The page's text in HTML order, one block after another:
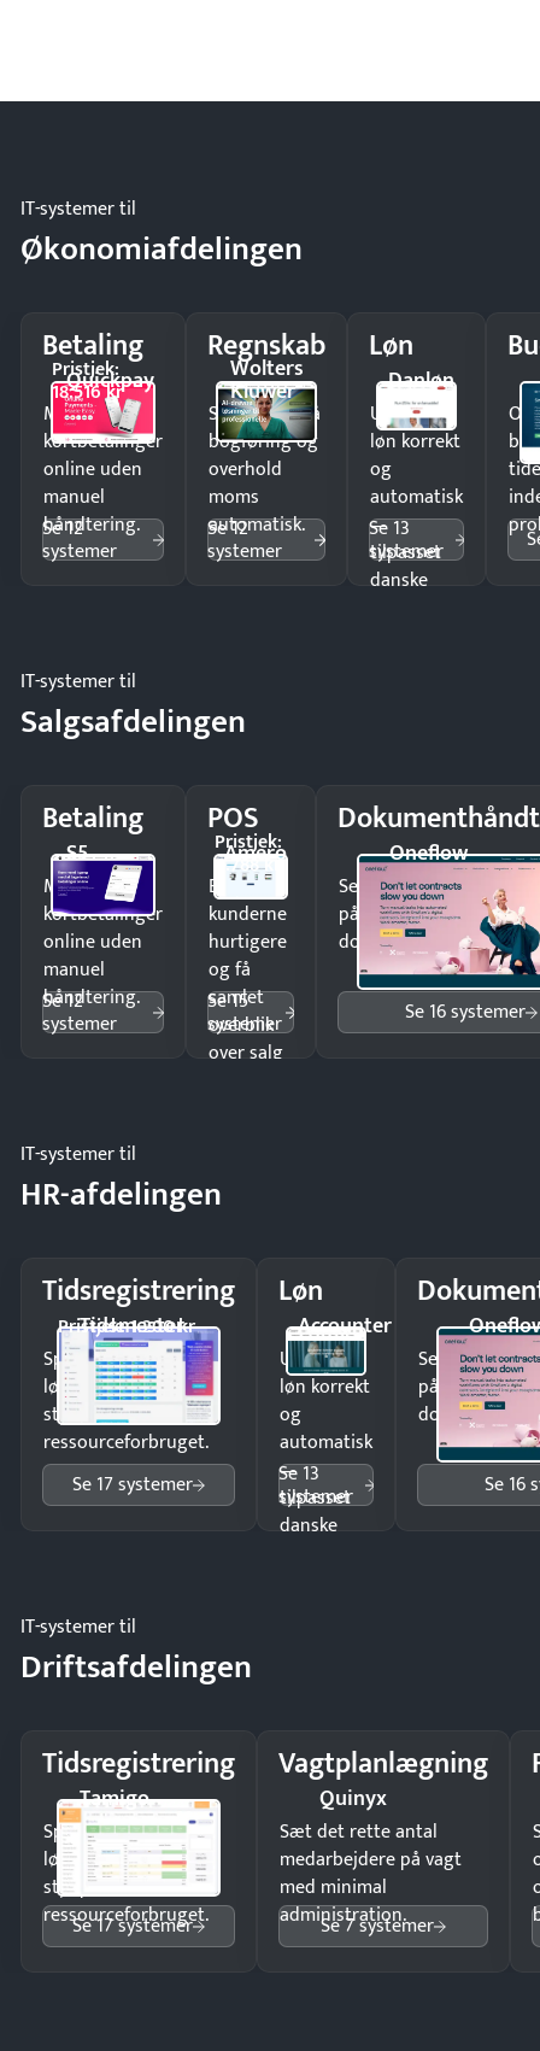
IT-systemer til
Økonomiafdelingen
Betaling
Quickpay
Pristjek:
18.516 kr
Modtag
kortbetalinger
online uden
manuel
håndtering.
Se 12
systemer
Regnskab
Wolters
Kluwer
Spar timer på
bogføring og
overhold
moms
automatisk.
Se 12
systemer
Løn
Danløn
Udbetal
løn korrekt
og
automatisk
—
tilpasset
danske
Se 13
systemer
IT-systemer til
Salgsafdelingen
Betaling
S5
Modtag
kortbetalinger
online uden
manuel
håndtering.
Se 12
systemer
POS
Amero
Pristjek:
4.788 kr
Ekspedér
kunderne
hurtigere
og få
samlet
overblik
over salg
Se 15
systemer
Oneflow
Send kontrakter til
på minutter og mist
dokumenter.
Se 16 systemer
IT-systemer til
HR-afdelingen
Tidsregistrering
Tidsmester
Pristjek: 1.200 kr
Spar tid på
lønberegning og få
styr på
ressourceforbruget.
Se 17 systemer
Løn
Accounter
Udbetal
løn korrekt
og
automatisk
—
tilpasset
danske
Se 13
systemer
Send
på minutter
dokumenter.
Se 16
IT-systemer til
Driftsafdelingen
Tidsregistrering
Tamigo
Spar tid på
lønberegning og få
styr på
ressourceforbruget.
Se 17 systemer
Vagtplanlægning
Quinyx
Sæt det rette antal
medarbejdere på vagt
med minimal
administration.
Se 7 systemer